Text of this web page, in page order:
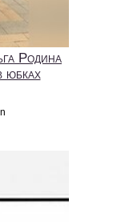
Родина
юбках